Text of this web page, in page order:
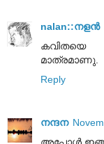
nalan::നളന്‍
കവിതയെ
മാത്രമാണു.
Reply
നന്ദന